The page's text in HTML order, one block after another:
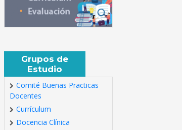
Grupos de
Estudio
Comité Buenas Practicas
Docentes
Currículum
Docencia Clínica